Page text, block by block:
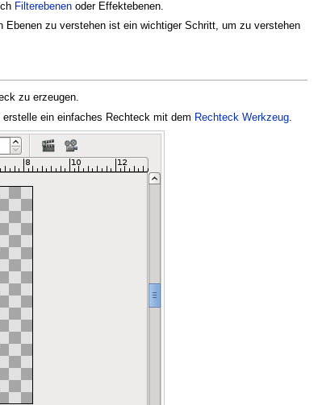
Filterebenen oder Effektebenen.
zu verstehen ist ein wichtiger Schritt, um zu verstehen
zu erzeugen.
ein einfaches Rechteck mit dem Rechteck Werkzeug.